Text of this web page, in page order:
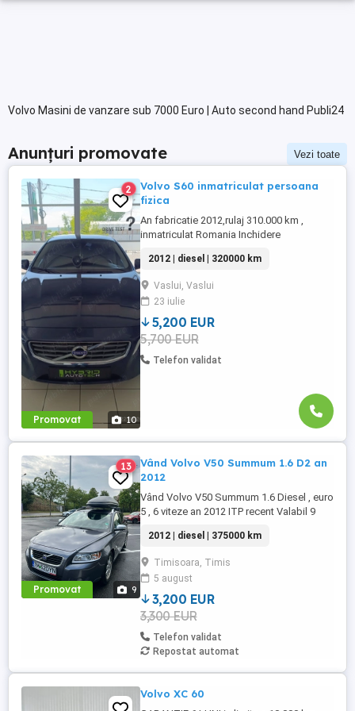
Volvo Masini de vanzare sub 7000 Euro | Auto second hand Publi24
Anunțuri promovate Vezi toate
Promovat 10
2
Volvo S60 inmatriculat persoana
fizica
An fabricatie 2012,rulaj 310.000 km ,
inmatriculat Romania Inchidere
,geamuri+oglinzi electrice, navigatie, jante
aliaj cu anvelope vara.Distributie
schimbata la 300.000 km , ultima revizie
307.000 km
2012 | diesel | 320000 km
Vaslui, Vaslui
23 iulie
5,200 EUR
5,700 EUR
Telefon validat
Promovat 9
13
Vând Volvo V50 Summum 1.6 D2 an
2012
Vând Volvo V50 Summum 1.6 Diesel , euro
5 , 6 viteze an 2012 ITP recent Valabil 9
mahon și piele cu comenzi pe volan,
Tempomat , Start-Stop, Oglinzi electrice
incalzite, Eleron hayon spate, roata slim ,
cric + cheie roți Antifurt roti, 2 buc
triunghiuri, ...
2012 | diesel | 375000 km
Timisoara, Timis
5 august
3,200 EUR
3,300 EUR
Telefon validat
Repostat automat
Volvo XC 60